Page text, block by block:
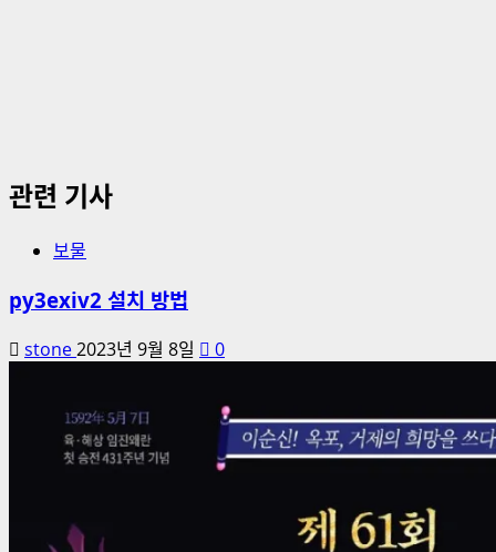
관련 기사
보물
py3exiv2 설치 방법
stone2023년 9월 8일 0